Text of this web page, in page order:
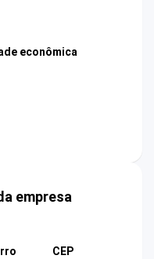
econômica
empresa
CEP